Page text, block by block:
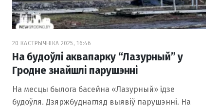
20 КАСТРЫЧНІКА 2025, 16:46
На будоўлі аквапарку “Лазурный” у
Гродне знайшлі парушэнні
На месцы былога басейна «Лазурный» ідзе
будоўля. Дзяржбуднагляд выявіў парушэнні. На